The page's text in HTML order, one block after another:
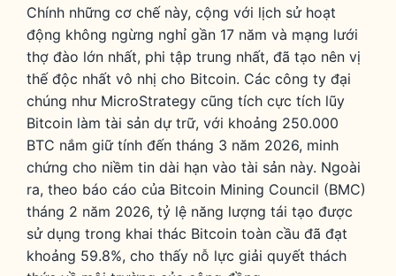
Chính những cơ chế này, cộng với lịch sử hoạt
động không ngừng nghỉ gần 17 năm và mạng lưới
thợ đào lớn nhất, phi tập trung nhất, đã tạo nên vị
thế độc nhất vô nhị cho Bitcoin. Các công ty đại
chúng như MicroStrategy cũng tích cực tích lũy
Bitcoin làm tài sản dự trữ, với khoảng 250.000
BTC nắm giữ tính đến tháng 3 năm 2026, minh
chứng cho niềm tin dài hạn vào tài sản này. Ngoài
ra, theo báo cáo của Bitcoin Mining Council (BMC)
tháng 2 năm 2026, tỷ lệ năng lượng tái tạo được
sử dụng trong khai thác Bitcoin toàn cầu đã đạt
khoảng 59.8%, cho thấy nỗ lực giải quyết thách